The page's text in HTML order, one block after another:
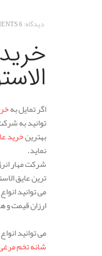
دیدگاه:6 COMMENTS
اگر تمایل به
توانید به
بهترینخرید
نماید.
شرکت مهار
ترین عایق
می توانید
ارزان قیمت و
می توانید انواع
شانه تخم